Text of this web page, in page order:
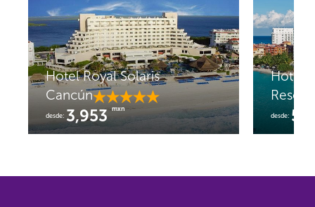
Hotel Royal Solaris
Cancún
desde: 3,953mxn
Hotel
Resort
desde: